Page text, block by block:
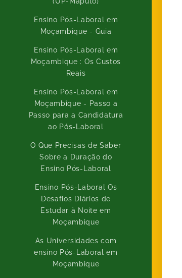
Ensino Pós-Laboral em
Moçambique - Guia
Ensino Pós-Laboral em
Moçambique : Os Custos
Reais
Ensino Pós-Laboral em
Moçambique - Passo a
Passo para a Candidatura
ao Pós-Laboral
O Que Precisas de Saber
Sobre a Duração do
Ensino Pós-Laboral
Ensino Pós-Laboral Os
Desafios Diários de
Estudar à Noite em
Moçambique
As Universidades com
ensino Pós-Laboral em
Moçambique